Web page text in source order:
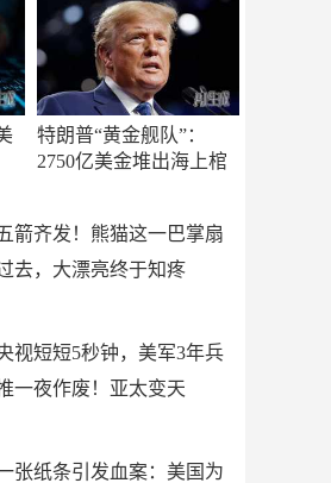
特朗普“黄金舰队”：
2750亿美金堆出海上棺
箭齐发！熊猫这一巴掌扇
去，大漂亮终于知疼
视短短5秒钟，美军3年兵
一夜作废！亚太变天
张纸条引发血案：美国为